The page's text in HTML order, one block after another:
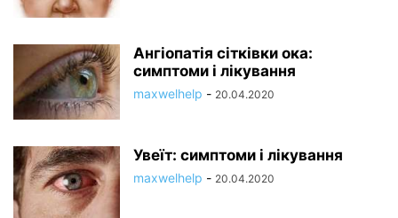
Ангіопатія сітківки ока:
симптоми і лікування
maxwelhelp - 20.04.2020
Увеїт: симптоми і лікування
maxwelhelp - 20.04.2020